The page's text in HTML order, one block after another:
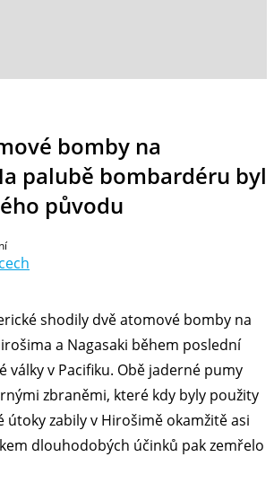
bomby na
palubě bombardéru byl
původu
shodily dvě atomové bomby na
a Nagasaki během poslední
války v Pacifiku. Obě jaderné pumy
zbraněmi, které kdy byly použity
útoky zabily v Hirošimě okamžitě asi
dlouhodobých účinků pak zemřelo